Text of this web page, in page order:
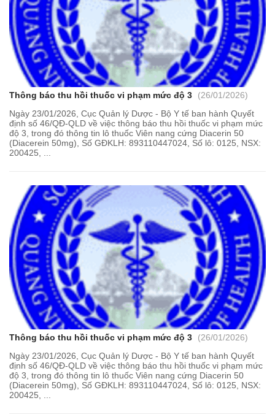
Thông báo thu hồi thuốc vi phạm mức độ 3 (26/01/2026)
Ngày 23/01/2026, Cục Quản lý Dược - Bộ Y tế ban hành Quyết
định số 46/QĐ-QLD về việc thông báo thu hồi thuốc vi phạm mức
độ 3, trong đó thông tin lô thuốc Viên nang cứng Diacerin 50
(Diacerein 50mg), Số GĐKLH: 893110447024, Số lô: 0125, NSX:
200425, ...
Thông báo thu hồi thuốc vi phạm mức độ 3 (26/01/2026)
Ngày 23/01/2026, Cục Quản lý Dược - Bộ Y tế ban hành Quyết
định số 46/QĐ-QLD về việc thông báo thu hồi thuốc vi phạm mức
độ 3, trong đó thông tin lô thuốc Viên nang cứng Diacerin 50
(Diacerein 50mg), Số GĐKLH: 893110447024, Số lô: 0125, NSX:
200425, ...